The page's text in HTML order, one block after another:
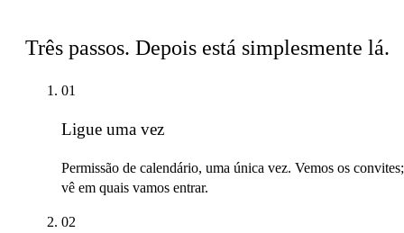
Três passos. Depois está simplesmente lá.
01
Ligue uma vez
Permissão de calendário, uma única vez. Vemos os convites;
vê em quais vamos entrar.
02